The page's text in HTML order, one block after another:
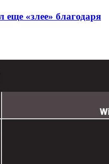
еще «злее» благодаря